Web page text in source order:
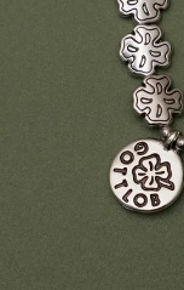
EVCON
1LDK STAND